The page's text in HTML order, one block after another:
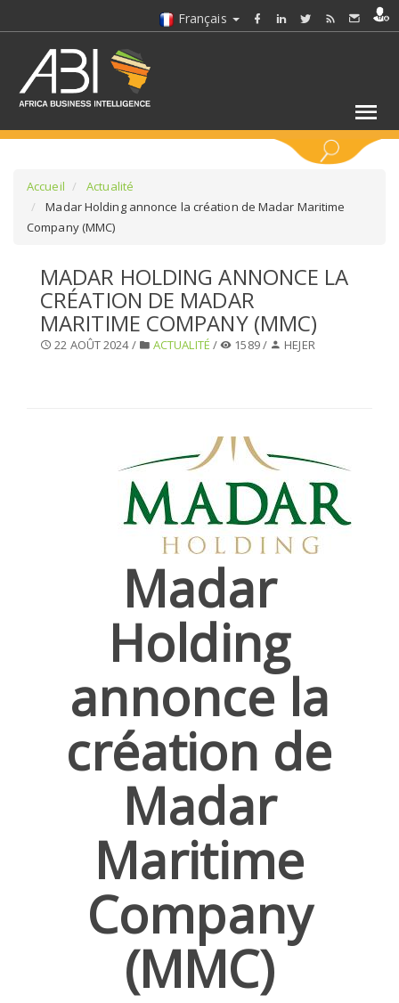
Français
SÉLECTIONNEZ UN DOSSIER
SELECTIONNEZ UNE SECTION
Accueil
Actualité
Madar Holding annonce la création de Madar Maritime
Company (MMC)
MADAR HOLDING ANNONCE LA
CRÉATION DE MADAR
MARITIME COMPANY (MMC)
22 AOÛT 2024 / ACTUALITÉ / 1589 / HEJER
Madar
Holding
annonce la
création de
Madar
Maritime
Company
(MMC)